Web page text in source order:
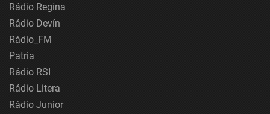
Rádio Regina
Rádio Devín
Rádio_FM
Patria
Rádio RSI
Rádio Litera
Rádio Junior